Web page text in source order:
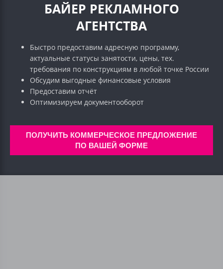
БАЙЕР РЕКЛАМНОГО
АГЕНТСТВА
Быстро предоставим адресную программу,
актуальные статусы занятости, цены, тех.
требования по конструкциям в любой точке России
Обсудим выгодные финансовые условия
Предоставим отчёт
Оптимизируем документооборот
ПОЛУЧИТЬ КОММЕРЧЕСКОЕ ПРЕДЛОЖЕНИЕ
ПО ВАШЕЙ ФОРМЕ